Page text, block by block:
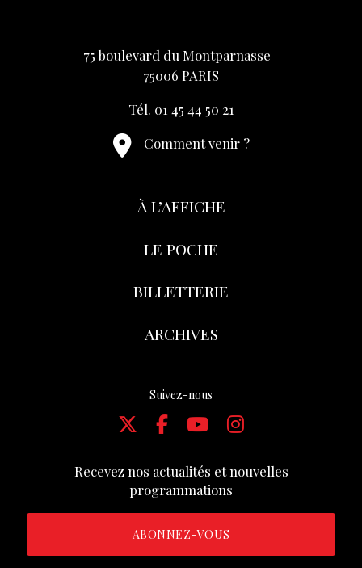
75 boulevard du Montparnasse
75006 PARIS
Tél. 01 45 44 50 21
Comment venir ?
À L’AFFICHE
LE POCHE
BILLETTERIE
ARCHIVES
Suivez-nous
Recevez nos actualités et nouvelles
programmations
ABONNEZ-VOUS